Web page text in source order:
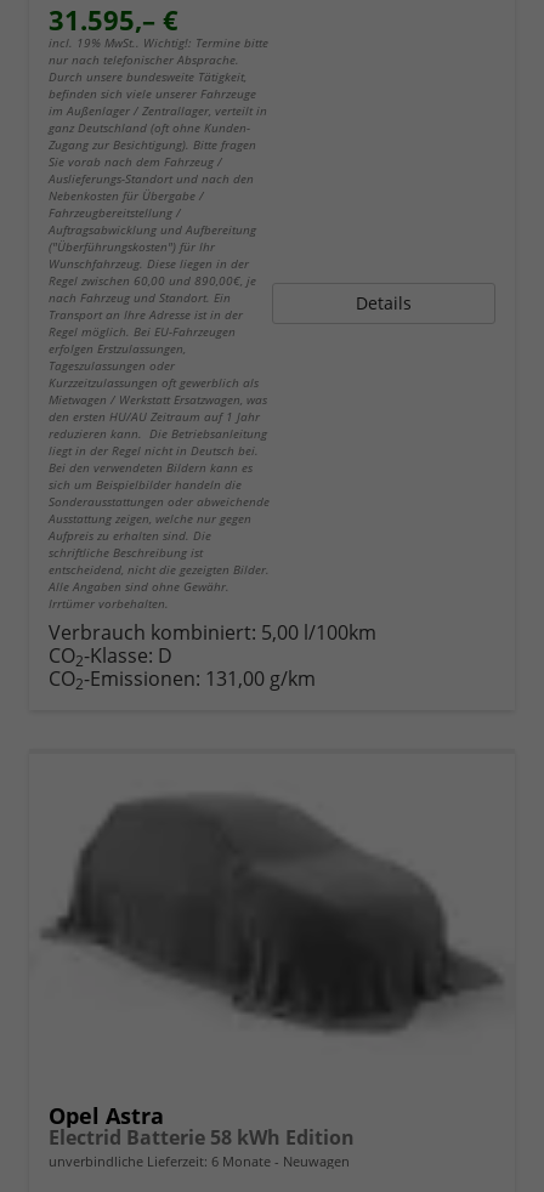
31.595,– €
incl. 19% MwSt.. Wichtig!: Termine bitte
nur nach telefonischer Absprache.
Durch unsere bundesweite Tätigkeit,
befinden sich viele unserer Fahrzeuge
im Außenlager / Zentrallager, verteilt in
ganz Deutschland (oft ohne Kunden-
Zugang zur Besichtigung). Bitte fragen
Sie vorab nach dem Fahrzeug /
Auslieferungs-Standort und nach den
Nebenkosten für Übergabe /
Fahrzeugbereitstellung /
Auftragsabwicklung und Aufbereitung
("Überführungskosten") für Ihr
Wunschfahrzeug. Diese liegen in der
Regel zwischen 60,00 und 890,00€, je
nach Fahrzeug und Standort. Ein
Transport an Ihre Adresse ist in der
Regel möglich. Bei EU-Fahrzeugen
erfolgen Erstzulassungen,
Tageszulassungen oder
Kurzzeitzulassungen oft gewerblich als
Mietwagen / Werkstatt Ersatzwagen, was
den ersten HU/AU Zeitraum auf 1 Jahr
reduzieren kann. Die Betriebsanleitung
liegt in der Regel nicht in Deutsch bei.
Bei den verwendeten Bildern kann es
sich um Beispielbilder handeln die
Sonderausstattungen oder abweichende
Ausstattung zeigen, welche nur gegen
Aufpreis zu erhalten sind. Die
schriftliche Beschreibung ist
entscheidend, nicht die gezeigten Bilder.
Alle Angaben sind ohne Gewähr.
Irrtümer vorbehalten.
Details
Verbrauch kombiniert: 5,00 l/100km
CO2-Klasse: D
CO2-Emissionen: 131,00 g/km
Opel Astra
Electrid Batterie 58 kWh Edition
unverbindliche Lieferzeit: 6 Monate Neuwagen